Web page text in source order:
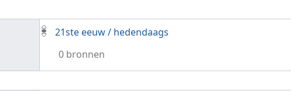
21ste eeuw / hedendaags
0 bronnen